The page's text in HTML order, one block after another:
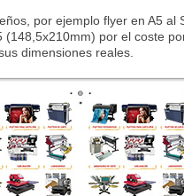
por ejemplo flyer en A5
(148,5x210mm) por el coste
dimensiones reales.